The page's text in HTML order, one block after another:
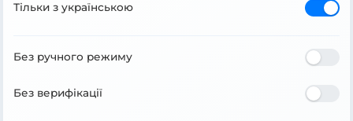
Тільки з українською
Без ручного режиму
Без верифікації